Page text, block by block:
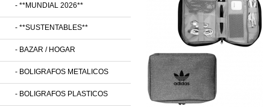
- **MUNDIAL 2026**
- **SUSTENTABLES**
- BAZAR / HOGAR
- BOLIGRAFOS METALICOS
- BOLIGRAFOS PLASTICOS